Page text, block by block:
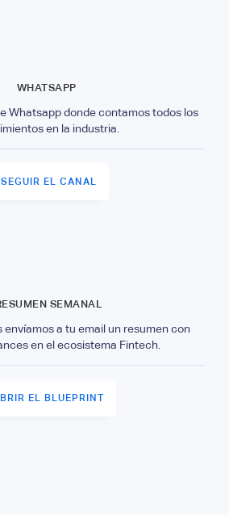
WHATSAPP
Whatsapp donde contamos todos los
en la industria.
SEGUIR EL CANAL
SEMANAL
envíamos a tu email un resumen con
en el ecosistema Fintech.
EL BLUEPRINT